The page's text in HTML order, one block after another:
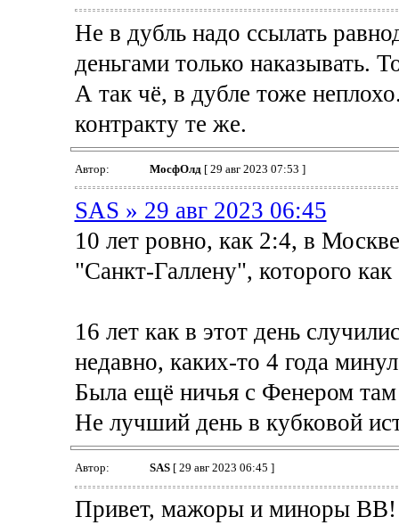
Не в дубль надо ссылать
деньгами только наказывать.
А так чё, в дубле тоже
контракту те же.
Автор: МосфОлд[ 29 авг 2023 07:53 ]
SAS » 29 авг 2023 06:45
10 лет ровно, как 2:4, в
"Санкт-Галлену", которого
16 лет как в этот день
недавно, каких-то 4 года
Была ещё ничья с Фенером
Не лучший день в кубковой
Автор: SAS[ 29 авг 2023 06:45 ]
Привет, мажоры и миноры ВВ!